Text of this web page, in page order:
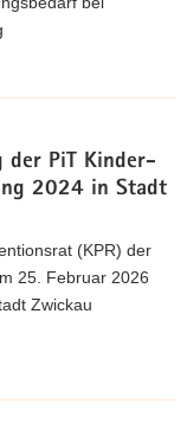
der PiT Kinder-
2024 in Stadt
(KPR) der
25. Februar 2026
Zwickau